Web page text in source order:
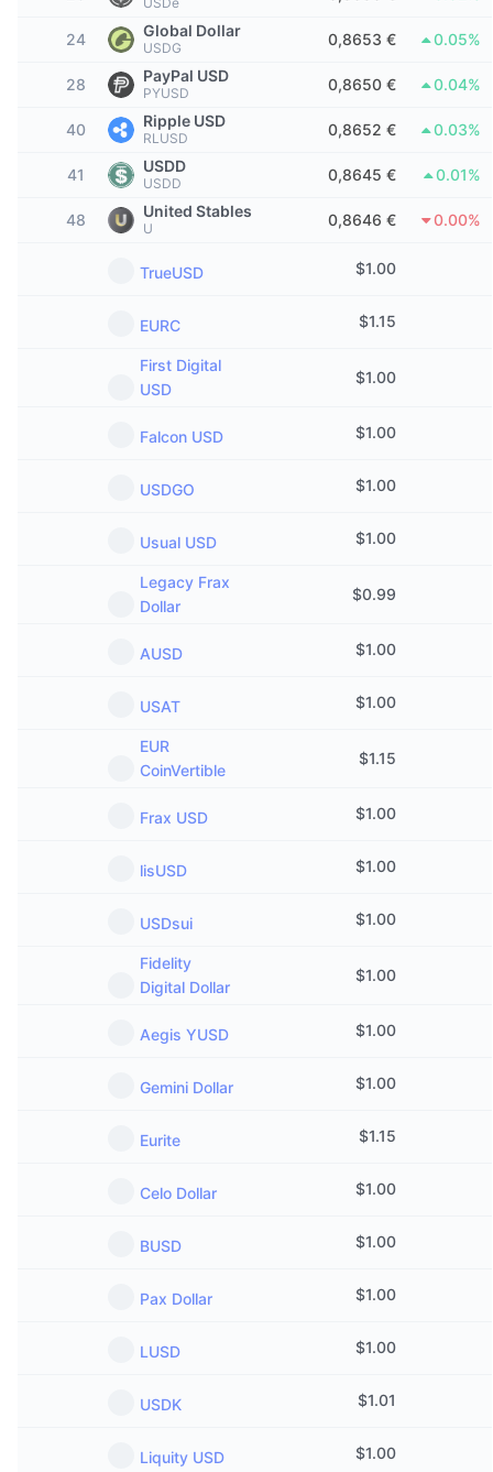
Vincitori e perdenti
Più visitato
Sentiment della comunità
Classifica delle blockchain
Mercati di previsione
Di tendenza
Tecnologia
Prossime vendite
Indicatori del ciclo di mercato
Dominance Bitcoin
CoinMarketCap 20 Index
CoinMarketCap 100 Index
Flussi ETF
ETF su Ethereum
Liquidazioni
Documentazione
FAQ
Integrazioni AI
Notizie principali
Bot Telegram
Pubblicizzare
Widget del sito
Diamanti ricompensa
Calendario ICO
Calendario eventi
24 Global Dollar
USDG 0,8653 € 0.05%
28 PayPal USD
PYUSD 0,8650 € 0.04%
40 Ripple USD
RLUSD 0,8652 € 0.03%
41 USDD
USDD 0,8645 € 0.01%
48 United Stables
U 0,8646 € 0.00%
TrueUSD $1.00
EURC $1.15
First Digital
USD
$1.00
Falcon USD $1.00
USDGO $1.00
Usual USD $1.00
Legacy Frax
Dollar
$0.99
AUSD $1.00
USAT $1.00
EUR
CoinVertible
$1.15
Frax USD $1.00
lisUSD $1.00
USDsui $1.00
Fidelity
Digital Dollar
$1.00
Aegis YUSD $1.00
Gemini Dollar $1.00
Eurite $1.15
Celo Dollar $1.00
BUSD $1.00
Pax Dollar $1.00
LUSD $1.00
USDK $1.01
Liquity USD $1.00